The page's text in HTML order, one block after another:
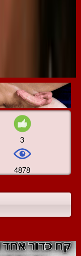
3
4878